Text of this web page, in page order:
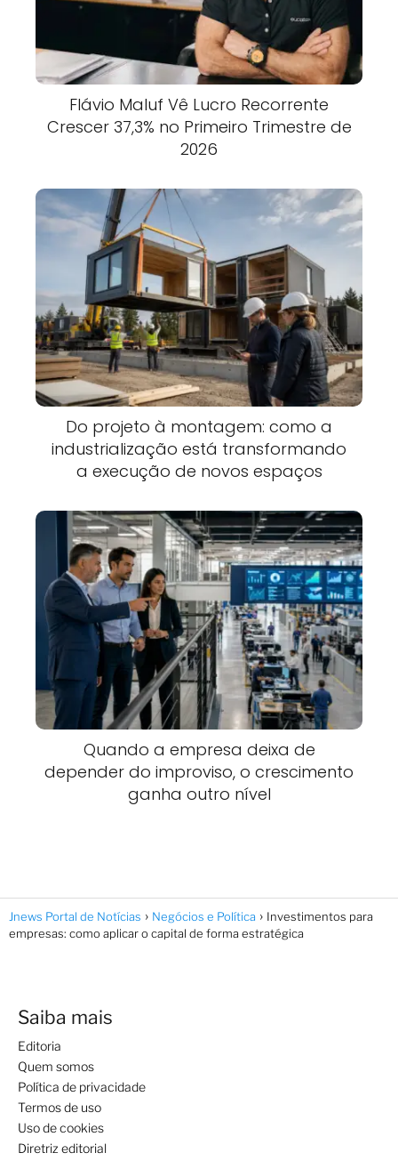
Flávio Maluf Vê Lucro Recorrente
Crescer 37,3% no Primeiro Trimestre de
2026
Do projeto à montagem: como a
industrialização está transformando
a execução de novos espaços
Quando a empresa deixa de
depender do improviso, o crescimento
ganha outro nível
Jnews Portal de Notícias Negócios e Política
Investimentos para
empresas: como aplicar o capital de forma estratégica
Saiba mais
Editoria
Quem somos
Política de privacidade
Termos de uso
Uso de cookies
Diretriz editorial